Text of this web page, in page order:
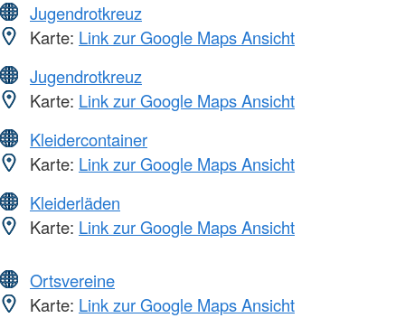
Jugendrotkreuz
Karte: Link zur Google Maps Ansicht
Jugendrotkreuz
Karte: Link zur Google Maps Ansicht
Kleidercontainer
Karte: Link zur Google Maps Ansicht
Kleiderläden
Karte: Link zur Google Maps Ansicht
Ortsvereine
Karte: Link zur Google Maps Ansicht